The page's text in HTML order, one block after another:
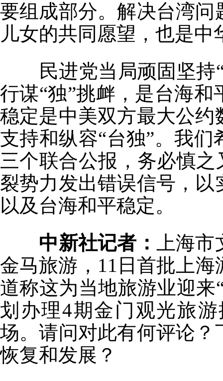
要组成部分。解决台湾
儿女的共同愿望，也是
民进党当局顽固坚持“
行谋“独”挑衅，是台海
稳定是中美双方最大公
支持和纵容“台独”。我
三个联合公报，务必慎
裂势力发出错误信号，
以及台海和平稳定。
中新社记者：
上海
金马旅游，11日首批上
道称这为当地旅游业迎
划办理4期金门观光旅
场。请问对此有何评论
恢复和发展？